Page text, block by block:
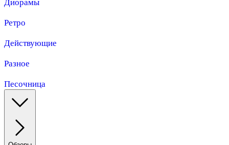
Диорамы
Ретро
Действующие
Разное
Песочница